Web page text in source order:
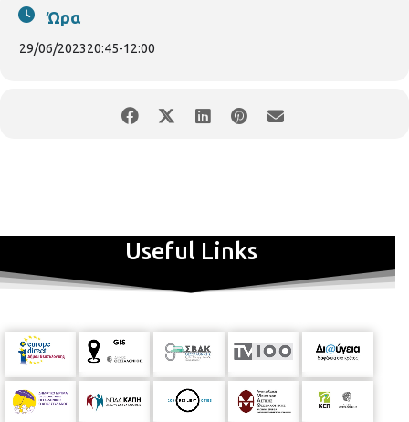
Τιμές εισιτηρίων:
Σημεία προπώλησης:
Wind (πανελλαδικά)
— Πολυχώρος WE (Θεσσαλονίκη)
Ώρα
29/06/202320:45-12:00
Useful Links